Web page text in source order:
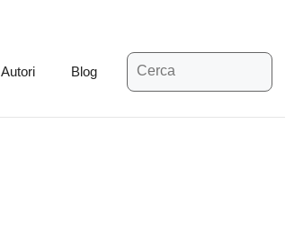
Autori Blog
Ricerca
per: